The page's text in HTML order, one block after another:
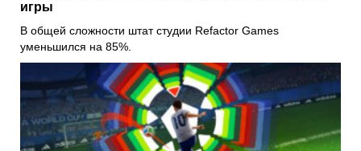
игры
В общей сложности штат студии Refactor Games
уменьшился на 85%.